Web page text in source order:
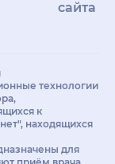
сайта
технологии
к
находящихся
для